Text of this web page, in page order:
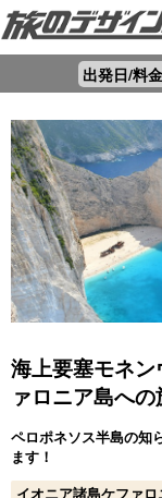
出発日/料金
海上要塞モネ
ァロニア島へ
ペロポネソス半島の知
ます！
イオニア諸島ケファロ